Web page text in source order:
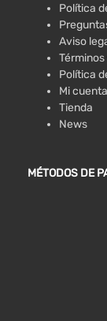
Política
Aviso
Política
Mi cuenta
Tienda
News
MÉTODOS DE